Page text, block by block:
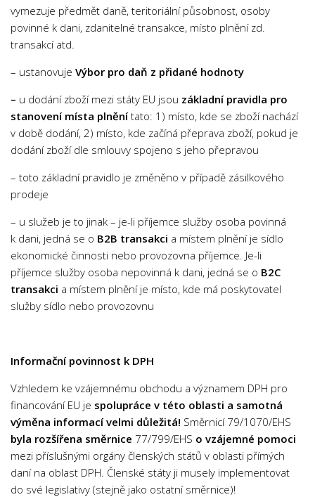
vymezuje předmět daně, teritoriální působnost, osoby
povinné k dani, zdanitelné transakce, místo plnění zd.
transakcí atd.
– ustanovuje Výbor pro daň z přidané hodnoty
– u dodání zboží mezi státy EU jsou základní pravidla pro
stanovení místa plněnítato: 1) místo, kde se zboží nachází
v době dodání, 2) místo, kde začíná přeprava zboží, pokud je
dodání zboží dle smlouvy spojeno s jeho přepravou
– toto základní pravidlo je změněno v případě zásilkového
prodeje
– u služeb je to jinak – je-li příjemce služby osoba povinná
k dani, jedná se o B2B transakci a místem plnění je sídlo
ekonomické činnosti nebo provozovna příjemce. Je-li
příjemce služby osoba nepovinná k dani, jedná se o B2C
transakci a místem plnění je místo, kde má poskytovatel
služby sídlo nebo provozovnu
Informační povinnost k DPH
Vzhledem ke vzájemnému obchodu a významem DPH pro
financování EU je spolupráce v této oblasti a samotná
výměna informací velmi důležitá! Směrnicí 79/1070/EHS
byla rozšířena směrnice 77/799/EHS o vzájemné pomoci
mezi příslušnými orgány členských států v oblasti přímých
daní na oblast DPH. Členské státy ji musely implementovat
do své legislativy (stejně jako ostatní směrnice)!